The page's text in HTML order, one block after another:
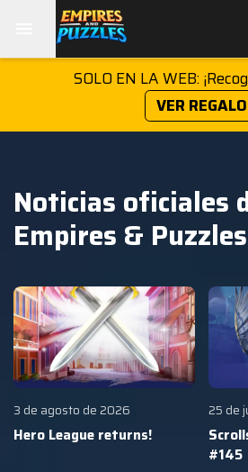
SOLO EN LA WEB:
VER REGALO
Noticias oficiales
Empires & Puzzles
3 de agosto de 2026
Hero League returns!
25 de
#145